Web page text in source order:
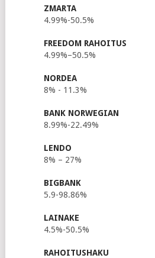
ZMARTA
4.99%-50.5%
FREEDOM RAHOITUS
4.99%–50.5%
NORDEA
8% - 11.3%
BANK NORWEGIAN
8.99%-22.49%
LENDO
8% – 27%
BIGBANK
5.9-98.86%
LAINAKE
4.5%-50.5%
RAHOITUSHAKU